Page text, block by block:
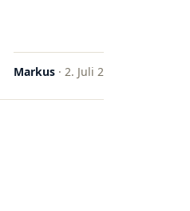
Markus · 2. Juli 2026